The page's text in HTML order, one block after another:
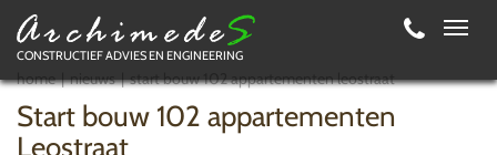
CONSTRUCTIEF ADVIES EN ENGINEERING
home nieuws start bouw 102 appartementen leostraat
Start bouw 102 appartementen
Leostraat